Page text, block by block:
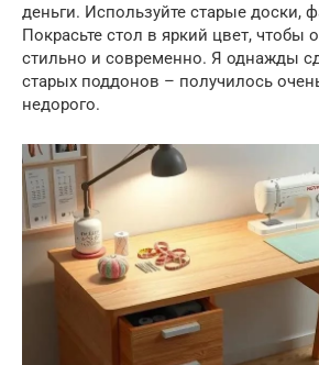
деньги. Используйте старые доски,
Покрасьте стол в яркий цвет, чтобы
стильно и современно. Я однажды
старых поддонов – получилось
недорого.